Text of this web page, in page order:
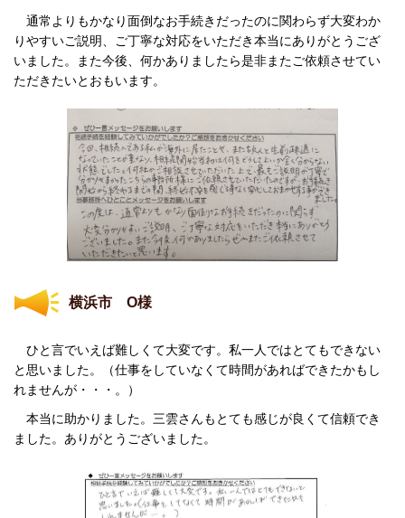
通常よりもかなり面倒なお手続きだったのに関わらず大変わか
りやすいご説明、ご丁寧な対応をいただき本当にありがとうござ
いました。また今後、何かありましたら是非またご依頼させてい
ただきたいとおもいます。
横浜市 O様
ひと言でいえば難しくて大変です。私一人ではとてもできない
と思いました。（仕事をしていなくて時間があればできたかもし
れませんが・・・。）
本当に助かりました。三雲さんもとても感じが良くて信頼でき
ました。ありがとうございました。